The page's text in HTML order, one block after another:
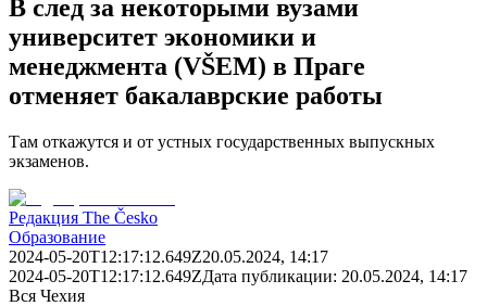
В след за некоторыми вузами
университет экономики и
менеджмента (VŠEM) в Праге
отменяет бакалаврские работы
Там откажутся и от устных государственных выпускных
экзаменов.
Редакция The Česko
Образование
2024-05-20T12:17:12.649Z20.05.2024, 14:17
2024-05-20T12:17:12.649ZДата публикации: 20.05.2024, 14:17
Вся Чехия